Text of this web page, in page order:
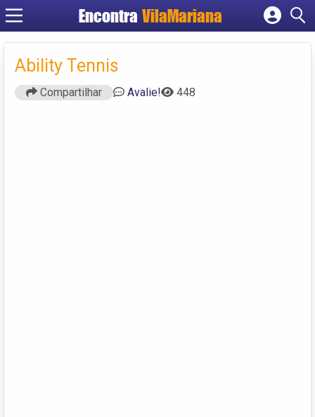
EncontraVilaMariana
Cadastrar empresa
Ability Tennis
Compartilhar Avalie! 448